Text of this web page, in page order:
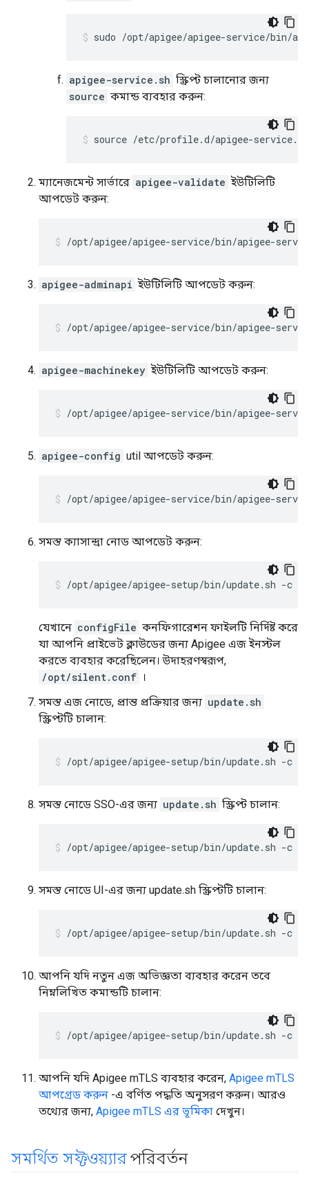
sudo /opt/apigee/apigee-service/bin/
apigee-service.sh স্ক্রিপ্ট চালানোর জন্য
source কমান্ড ব্যবহার করুন:
source /etc/profile.d/apigee-service.sh
ম্যানেজমেন্ট সার্ভারে apigee-validate ইউটিলিটি
আপডেট করুন:
/opt/apigee/apigee-service/bin/apigee-
apigee-adminapi ইউটিলিটি আপডেট করুন:
/opt/apigee/apigee-service/bin/apigee-
apigee-machinekey ইউটিলিটি আপডেট করুন:
/opt/apigee/apigee-service/bin/apigee-
apigee-config util আপডেট করুন:
/opt/apigee/apigee-service/bin/apigee-
সমস্ত ক্যাসান্দ্রা নোড আপডেট করুন:
/opt/apigee/apigee-setup/bin/update.sh -c
যেখানে configFile কনফিগারেশন ফাইলটি নির্দিষ্ট করে
যা আপনি প্রাইভেট ক্লাউডের জন্য Apigee এজ ইনস্টল
করতে ব্যবহার করেছিলেন। উদাহরণস্বরূপ,
/opt/silent.conf ।
সমস্ত এজ নোডে, প্রান্ত প্রক্রিয়ার জন্য update.sh
স্ক্রিপ্টটি চালান:
/opt/apigee/apigee-setup/bin/update.sh -c
সমস্ত নোডে SSO-এর জন্য update.sh স্ক্রিপ্ট চালান:
/opt/apigee/apigee-setup/bin/update.sh -c
সমস্ত নোডে UI-এর জন্য update.sh স্ক্রিপ্টটি চালান:
/opt/apigee/apigee-setup/bin/update.sh -c
আপনি যদি নতুন এজ অভিজ্ঞতা ব্যবহার করেন তবে
নিম্নলিখিত কমান্ডটি চালান:
/opt/apigee/apigee-setup/bin/update.sh -c
আপনি যদি Apigee mTLS ব্যবহার করেন, Apigee mTLS
আপগ্রেড করুন -এ বর্ণিত পদ্ধতি অনুসরণ করুন। আরও
তথ্যের জন্য, Apigee mTLS এর ভূমিকা দেখুন।
সমর্থিত সফ্টওয়্যারপরিবর্তন